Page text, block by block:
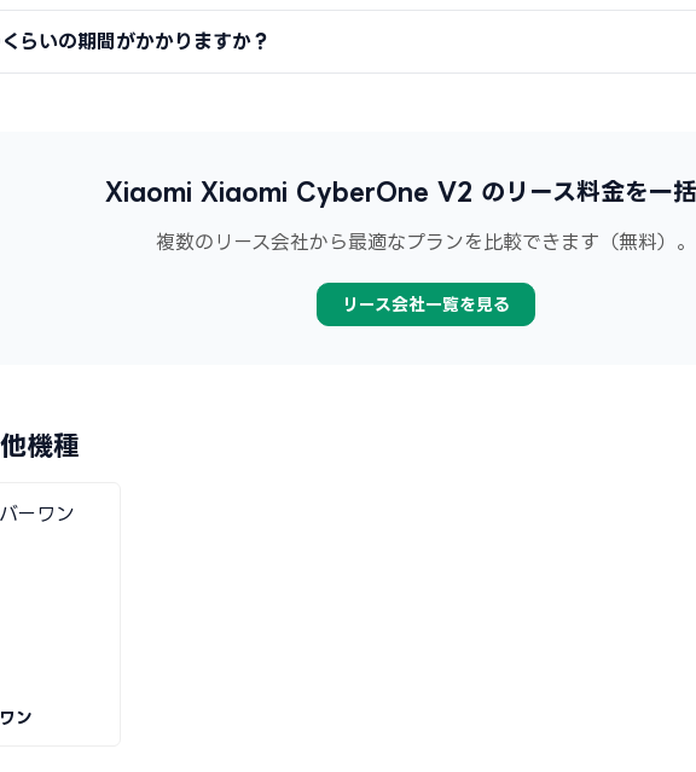
らいの期間がかかりますか？
Xiaomi Xiaomi CyberOne V2 のリース料金を一
複数のリース会社から最適なプランを比較できます（無料）。
リース会社一覧を見る
機種
ン